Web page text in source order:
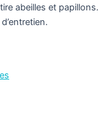
abeilles et papillons.